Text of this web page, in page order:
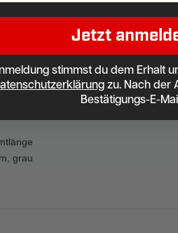
/ Dichtschraube
+ Dichtscheibe)
(ähnlich DIN 7995)
grau
Jetzt
stimmst du dem Erhalt
zu. Nach der
Bestätigungs-E-